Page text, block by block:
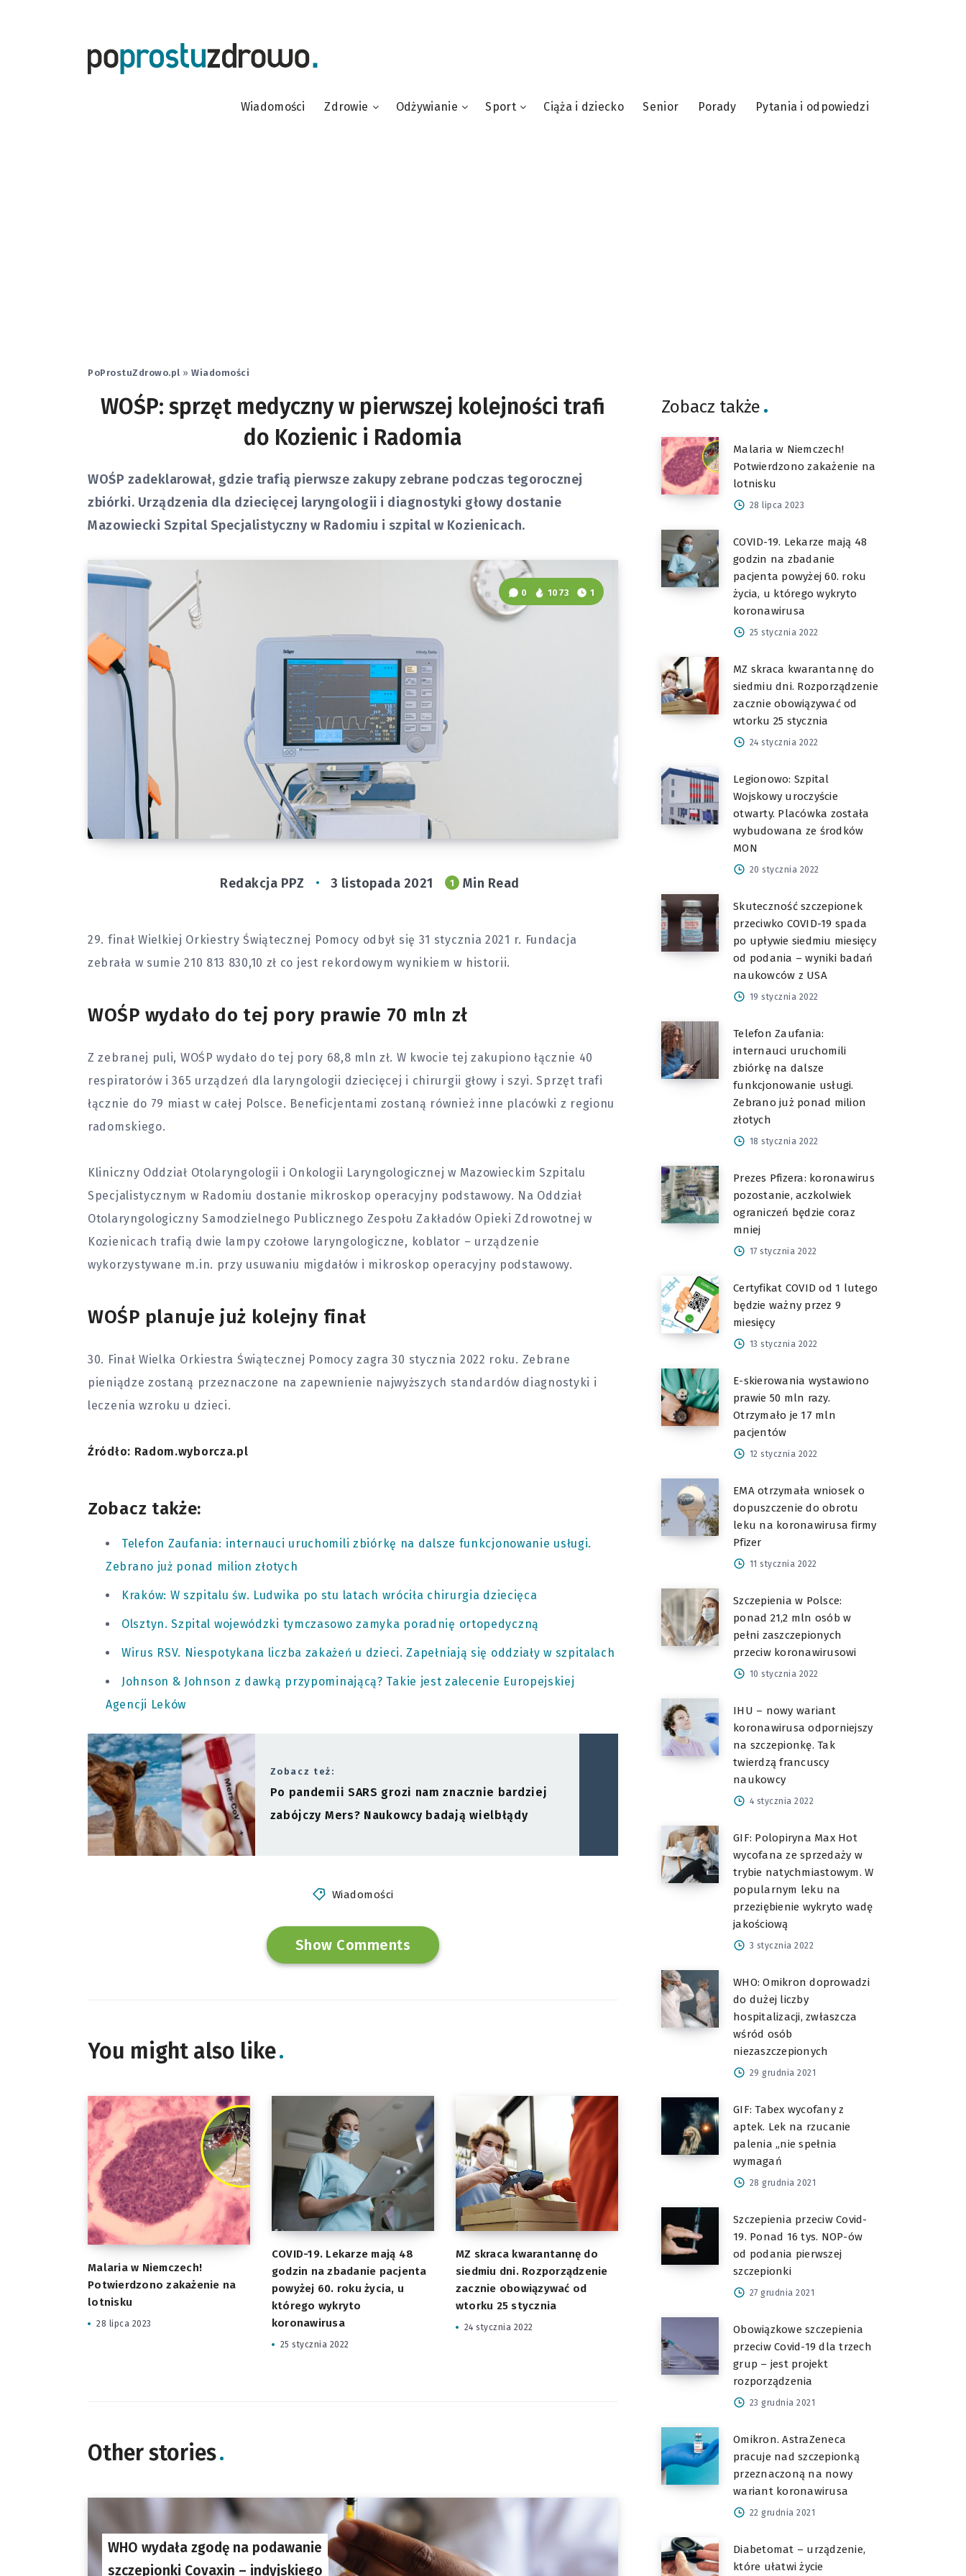
Wiadomości Zdrowie Odżywianie Sport Ciąża i dziecko Senior Porady Pytania i odpowiedzi
PoProstuZdrowo.pl » Wiadomości
WOŚP: sprzęt medyczny w pierwszej kolejności trafi
do Kozienic i Radomia
WOŚP zadeklarował, gdzie trafią pierwsze zakupy zebrane podczas tegorocznej
zbiórki. Urządzenia dla dziecięcej laryngologii i diagnostyki głowy dostanie
Mazowiecki Szpital Specjalistyczny w Radomiu i szpital w Kozienicach.
0 1073 1
Redakcja PPZ 3 listopada 2021 1 Min Read
29. finał Wielkiej Orkiestry Świątecznej Pomocy odbył się 31 stycznia 2021 r. Fundacja
zebrała w sumie 210 813 830,10 zł co jest rekordowym wynikiem w historii.
WOŚP wydało do tej pory prawie 70 mln zł
Z zebranej puli, WOŚP wydało do tej pory 68,8 mln zł. W kwocie tej zakupiono łącznie 40
respiratorów i 365 urządzeń dla laryngologii dziecięcej i chirurgii głowy i szyi. Sprzęt trafi
łącznie do 79 miast w całej Polsce. Beneficjentami zostaną również inne placówki z regionu
radomskiego.
Kliniczny Oddział Otolaryngologii i Onkologii Laryngologicznej w Mazowieckim Szpitalu
Specjalistycznym w Radomiu dostanie mikroskop operacyjny podstawowy. Na Oddział
Otolaryngologiczny Samodzielnego Publicznego Zespołu Zakładów Opieki Zdrowotnej w
Kozienicach trafią dwie lampy czołowe laryngologiczne, koblator – urządzenie
wykorzystywane m.in. przy usuwaniu migdałów i mikroskop operacyjny podstawowy.
WOŚP planuje już kolejny finał
30. Finał Wielka Orkiestra Świątecznej Pomocy zagra 30 stycznia 2022 roku. Zebrane
pieniądze zostaną przeznaczone na zapewnienie najwyższych standardów diagnostyki i
leczenia wzroku u dzieci.
Źródło: Radom.wyborcza.pl
Zobacz także:
Telefon Zaufania: internauci uruchomili zbiórkę na dalsze funkcjonowanie usługi.
Zebrano już ponad milion złotych
Kraków: W szpitalu św. Ludwika po stu latach wróciła chirurgia dziecięca
Olsztyn. Szpital wojewódzki tymczasowo zamyka poradnię ortopedyczną
Wirus RSV. Niespotykana liczba zakażeń u dzieci. Zapełniają się oddziały w szpitalach
Johnson & Johnson z dawką przypominającą? Takie jest zalecenie Europejskiej
Agencji Leków
Zobacz też:
Po pandemii SARS grozi nam znacznie bardziej
zabójczy Mers? Naukowcy badają wielbłądy
Wiadomości
Show Comments
You might also like
Malaria w Niemczech!
Potwierdzono zakażenie na
lotnisku
28 lipca 2023
COVID-19. Lekarze mają 48
godzin na zbadanie pacjenta
powyżej 60. roku życia, u
którego wykryto
koronawirusa
25 stycznia 2022
MZ skraca kwarantannę do
siedmiu dni. Rozporządzenie
zacznie obowiązywać od
wtorku 25 stycznia
24 stycznia 2022
Other stories
WHO wydała zgodę na podawanie
szczepionki Covaxin – indyjskiego
Zobacz także
Malaria w Niemczech!
Potwierdzono zakażenie na
lotnisku
28 lipca 2023
COVID-19. Lekarze mają 48
godzin na zbadanie
pacjenta powyżej 60. roku
życia, u którego wykryto
koronawirusa
25 stycznia 2022
MZ skraca kwarantannę do
siedmiu dni. Rozporządzenie
zacznie obowiązywać od
wtorku 25 stycznia
24 stycznia 2022
Legionowo: Szpital
Wojskowy uroczyście
otwarty. Placówka została
wybudowana ze środków
MON
20 stycznia 2022
Skuteczność szczepionek
przeciwko COVID-19 spada
po upływie siedmiu miesięcy
od podania – wyniki badań
naukowców z USA
19 stycznia 2022
Telefon Zaufania:
internauci uruchomili
zbiórkę na dalsze
funkcjonowanie usługi.
Zebrano już ponad milion
złotych
18 stycznia 2022
Prezes Pfizera: koronawirus
pozostanie, aczkolwiek
ograniczeń będzie coraz
mniej
17 stycznia 2022
Certyfikat COVID od 1 lutego
będzie ważny przez 9
miesięcy
13 stycznia 2022
E-skierowania wystawiono
prawie 50 mln razy.
Otrzymało je 17 mln
pacjentów
12 stycznia 2022
EMA otrzymała wniosek o
dopuszczenie do obrotu
leku na koronawirusa firmy
Pfizer
11 stycznia 2022
Szczepienia w Polsce:
ponad 21,2 mln osób w
pełni zaszczepionych
przeciw koronawirusowi
10 stycznia 2022
IHU – nowy wariant
koronawirusa odporniejszy
na szczepionkę. Tak
twierdzą francuscy
naukowcy
4 stycznia 2022
GIF: Polopiryna Max Hot
wycofana ze sprzedaży w
trybie natychmiastowym. W
popularnym leku na
przeziębienie wykryto wadę
jakościową
3 stycznia 2022
WHO: Omikron doprowadzi
do dużej liczby
hospitalizacji, zwłaszcza
wśród osób
niezaszczepionych
29 grudnia 2021
GIF: Tabex wycofany z
aptek. Lek na rzucanie
palenia „nie spełnia
wymagań
28 grudnia 2021
Szczepienia przeciw Covid-
19. Ponad 16 tys. NOP-ów
od podania pierwszej
szczepionki
27 grudnia 2021
Obowiązkowe szczepienia
przeciw Covid-19 dla trzech
grup – jest projekt
rozporządzenia
23 grudnia 2021
Omikron. AstraZeneca
pracuje nad szczepionką
przeznaczoną na nowy
wariant koronawirusa
22 grudnia 2021
Diabetomat – urządzenie,
które ułatwi życie